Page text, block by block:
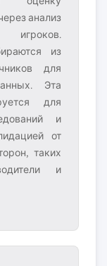
анализ
из
для
Эта
для
и
от
таких
и